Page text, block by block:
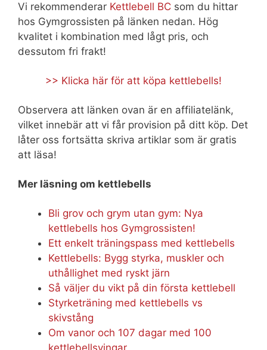
Vi rekommenderar Kettlebell BC som du hittar
hos Gymgrossisten på länken nedan. Hög
kvalitet i kombination med lågt pris, och
dessutom fri frakt!
>> Klicka här för att köpa kettlebells!
Observera att länken ovan är en affiliatelänk,
vilket innebär att vi får provision på ditt köp. Det
låter oss fortsätta skriva artiklar som är gratis
att läsa!
Mer läsning om kettlebells
Bli grov och grym utan gym: Nya
kettlebells hos Gymgrossisten!
Ett enkelt träningspass med kettlebells
Kettlebells: Bygg styrka, muskler och
uthållighet med ryskt järn
Så väljer du vikt på din första kettlebell
Styrketräning med kettlebells vs
skivstång
Om vanor och 107 dagar med 100
kettlebellsvingar